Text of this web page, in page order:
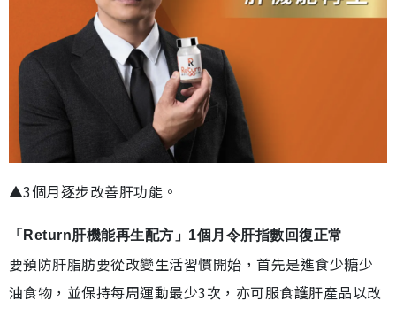
▲3個月逐步改善肝功能。
「Return肝機能再生配方」1個月令肝指數回復正常
要預防肝脂肪要從改變生活習慣開始，首先是進食少糖少
油食物，並保持每周運動最少3次，亦可服食護肝產品以改